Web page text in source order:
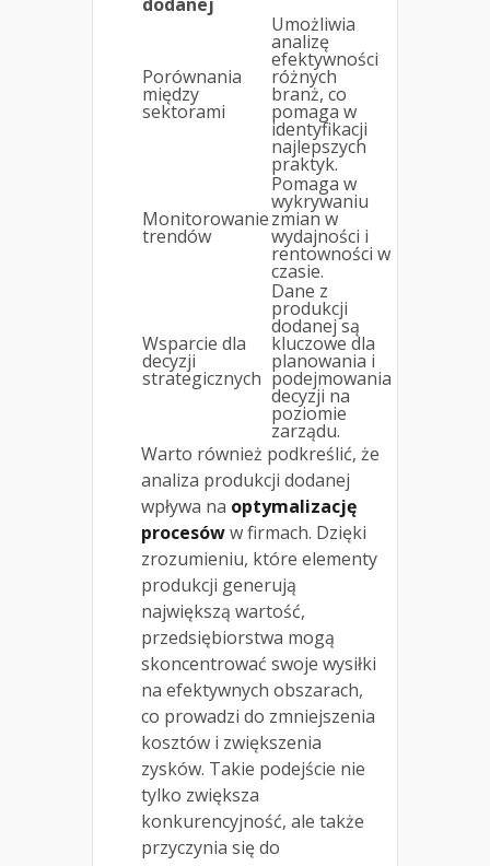
Porównania
między
sektorami
Umożliwia
analizę
efektywności
różnych
branż, co
pomaga w
identyfikacji
najlepszych
praktyk.
Monitorowanie
trendów
Pomaga w
wykrywaniu
zmian w
wydajności i
rentowności w
czasie.
Wsparcie dla
decyzji
strategicznych
Dane z
produkcji
dodanej są
kluczowe dla
planowania i
podejmowania
decyzji na
poziomie
zarządu.
Warto również podkreślić, że
analiza produkcji dodanej
wpływa na optymalizację
procesóww firmach. Dzięki
zrozumieniu, które elementy
produkcji generują
największą wartość,
przedsiębiorstwa mogą
skoncentrować swoje wysiłki
na efektywnych obszarach,
co prowadzi do zmniejszenia
kosztów i zwiększenia
zysków. Takie podejście nie
tylko zwiększa
konkurencyjność, ale także
przyczynia się do